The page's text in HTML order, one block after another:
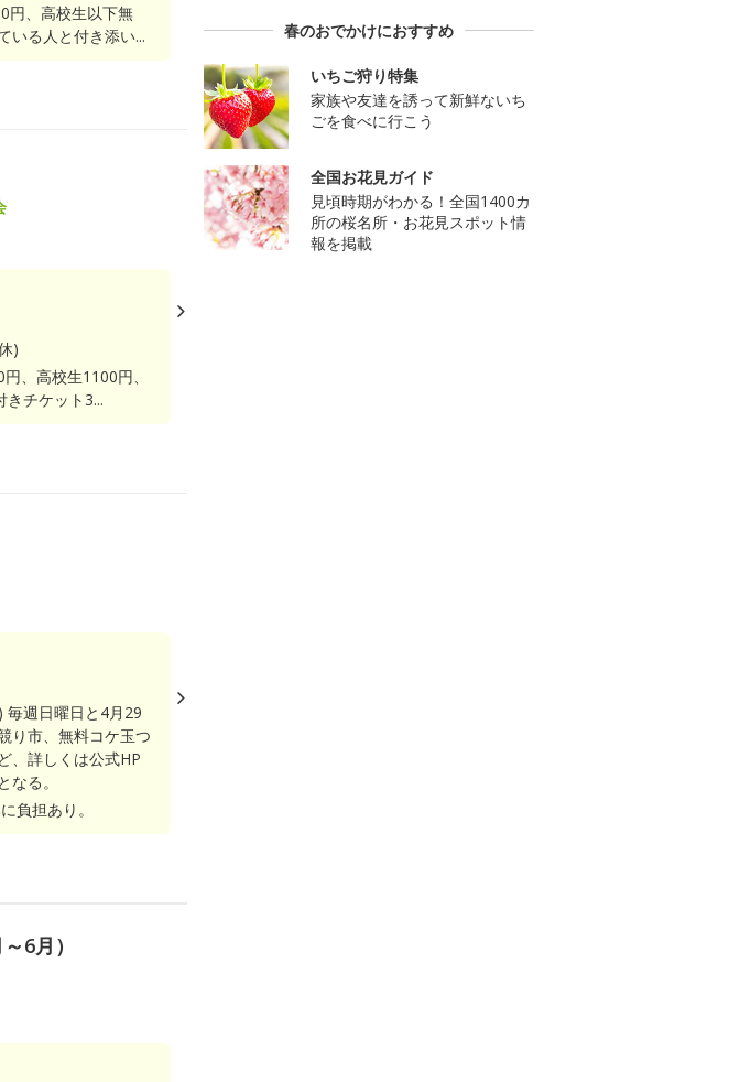
円、高校生以下無
る人と付き添い...
)
、高校生1100円、
チケット3...
毎週日曜日と4月29
り市、無料コケ玉つ
、詳しくは公式HP
る。
負担あり。
6月）
春のおでかけにおすすめ
いちご狩り特集
家族や友達を誘って新鮮ないち
ごを食べに行こう
全国お花見ガイド
見頃時期がわかる！全国1400カ
所の桜名所・お花見スポット情
報を掲載